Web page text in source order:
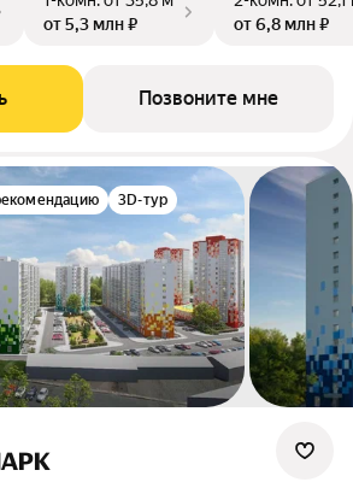
от 5,3 млн ₽
от 6,8 млн ₽
Позвоните мне
3D-тур